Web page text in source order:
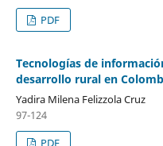
PDF
Tecnologías de
desarrollo rural en
Yadira Milena Felizzola Cruz
97-124
PDF